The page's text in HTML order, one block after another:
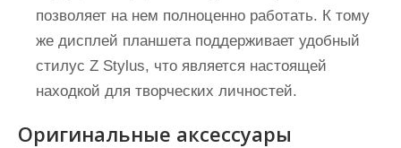
позволяет на нем полноценно работать. К тому
же дисплей планшета поддерживает удобный
стилус Z Stylus, что является настоящей
находкой для творческих личностей.
Оригинальные аксессуары